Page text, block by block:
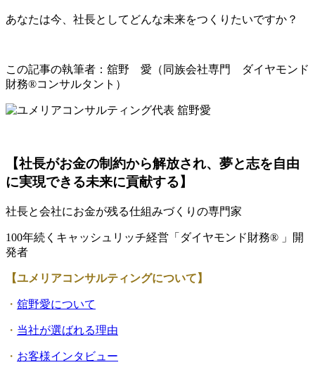
あなたは今、社長としてどんな未来をつくりたいですか？
この記事の執筆者：舘野 愛（同族会社専門 ダイヤモンド
財務®コンサルタント）
【社長がお金の制約から解放され、夢と志を自由
に実現できる未来に貢献する】
社長と会社にお金が残る仕組みづくりの専門家
100年続くキャッシュリッチ経営「ダイヤモンド財務® 」開
発者
【ユメリアコンサルティングについて】
・ 舘野愛について
・ 当社が選ばれる理由
・ お客様インタビュー